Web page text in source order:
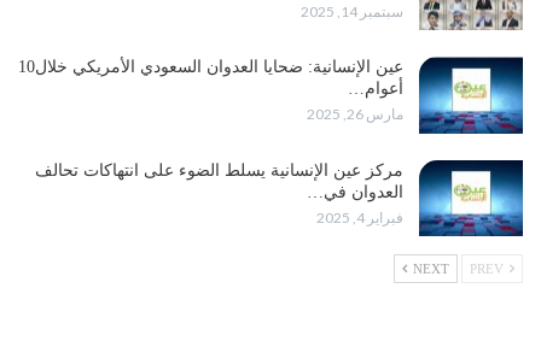
سبتمبر 14, 2025
عين الإنسانية: ضحايا العدوان السعودي الأمريكي خلال10
أعوام…
مارس 26, 2025
مركز عين الإنسانية يسلط الضوء على انتهاكات تحالف
العدوان في…
فبراير 4, 2025
NEXT